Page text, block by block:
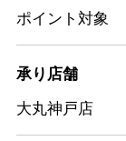
ポイント対象
承り店舗
大丸神戸店